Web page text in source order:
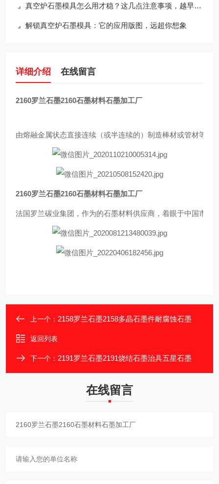
真空炉石墨模具怎么用才稳？这几点注意事项，越早知道越省心
解锁真空炉石墨模具：它的应用版图，远超你想象
详细介绍 在线留言
2160罗兰石墨2160石墨材料石墨加工厂
由熔融金属状态直接连续（或半连续的）制造棒材或管材等
2160罗兰石墨2160石墨材料石墨加工厂
法国罗兰碳业集团，作为的石墨材料供应商，着眼于中国市
上一个： 2158罗兰石墨2158多晶石墨件耐腐蚀石墨
返回列表
下一个： 2191罗兰石墨2191烧结石墨治具五星石墨
在线留言